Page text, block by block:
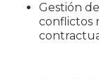
Gestión
conflictos